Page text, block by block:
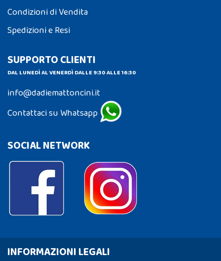
Condizioni di Vendita
Spedizioni e Resi
SUPPORTO CLIENTI
DAL LUNEDÌ AL VENERDÌ DALLE 9:30 ALLE 16:30
info@dadiemattoncini.it
Contattaci su Whatsapp
SOCIAL NETWORK
INFORMAZIONI LEGALI